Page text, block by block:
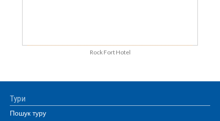
Rock Fort Hotel
Тури
Пошук туру